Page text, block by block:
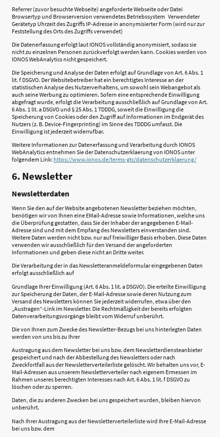
Referrer (zuvor besuchte Webseite) angeforderte Webseite oder Datei
Browsertyp und Browserversion verwendetes Betriebssystem Verwendeter
Gerätetyp Uhrzeit des Zugriffs IP-Adresse in anonymisierter Form (wird nur zur
Feststellung des Orts des Zugriffs verwendet)
Die Datenerfassung erfolgt laut IONOS vollständig anonymisiert, sodass sie
nicht zu einzelnen Personen zurückverfolgt werden kann. Cookies werden von
IONOS WebAnalytics nicht gespeichert.
Die Speicherung und Analyse der Daten erfolgt auf Grundlage von Art. 6 Abs. 1
lit. f DSGVO. Der Websitebetreiber hat ein berechtigtes Interesse an der
statistischen Analyse des Nutzerverhaltens, um sowohl sein Webangebot als
auch seine Werbung zu optimieren. Sofern eine entsprechende Einwilligung
abgefragt wurde, erfolgt die Verarbeitung ausschließlich auf Grundlage von Art.
6 Abs. 1 lit. a DSGVO und § 25 Abs. 1 TDDDG, soweit die Einwilligung die
Speicherung von Cookies oder den Zugriff auf Informationen im Endgerät des
Nutzers (z. B. Device-Fingerprinting) im Sinne des TDDDG umfasst. Die
Einwilligung ist jederzeit widerrufbar.
Weitere Informationen zur Datenerfassung und Verarbeitung durch IONOS
WebAnalytics entnehmen Sie der Datenschutzerklaerung von IONOS unter
folgendem Link: https://www.ionos.de/terms-gtc/datenschutzerklaerung/
6. Newsletter
Newsletterdaten
Wenn Sie den auf der Website angebotenen Newsletter beziehen möchten,
benötigen wir von Ihnen eine EMail-Adresse sowie Informationen, welche uns
die Überprüfung gestatten, dass Sie der Inhaber der angegebenen E-Mail-
Adresse sind und mit dem Empfang des Newsletters einverstanden sind.
Weitere Daten werden nicht bzw. nur auf freiwilliger Basis erhoben. Diese Daten
verwenden wir ausschließlich für den Versand der angeforderten
Informationen und geben diese nicht an Dritte weiter.
Die Verarbeitung der in das Newsletteranmeldeformular eingegebenen Daten
erfolgt ausschließlich auf
Grundlage Ihrer Einwilligung (Art. 6 Abs. 1 lit. a DSGVO). Die erteilte Einwilligung
zur Speicherung der Daten, der E-Mail-Adresse sowie deren Nutzung zum
Versand des Newsletters können Sie jederzeit widerrufen, etwa über den
„Austragen“-Link im Newsletter. Die Rechtmäßigkeit der bereits erfolgten
Datenverarbeitungsvorgänge bleibt vom Widerruf unberührt.
Die von Ihnen zum Zwecke des Newsletter-Bezugs bei uns hinterlegten Daten
werden von uns bis zu Ihrer
Austragung aus dem Newsletter bei uns bzw. dem Newsletterdiensteanbieter
gespeichert und nach der Abbestellung des Newsletters oder nach
Zweckfortfall aus der Newsletterverteilerliste gelöscht. Wir behalten uns vor, E-
Mail-Adressen aus unserem Newsletterverteiler nach eigenem Ermessen im
Rahmen unseres berechtigten Interesses nach Art. 6 Abs. 1 lit. f DSGVO zu
löschen oder zu sperren.
Daten, die zu anderen Zwecken bei uns gespeichert wurden, bleiben hiervon
unberührt.
Nach Ihrer Austragung aus der Newsletterverteilerliste wird Ihre E-Mail-Adresse
bei uns bzw. dem